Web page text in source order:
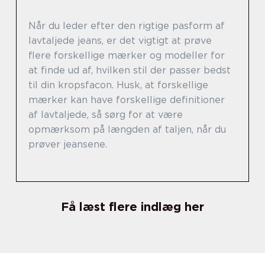
Når du leder efter den rigtige pasform af
lavtaljede jeans, er det vigtigt at prøve
flere forskellige mærker og modeller for
at finde ud af, hvilken stil der passer bedst
til din kropsfacon. Husk, at forskellige
mærker kan have forskellige definitioner
af lavtaljede, så sørg for at være
opmærksom på længden af taljen, når du
prøver jeansene.
Få læst flere indlæg her